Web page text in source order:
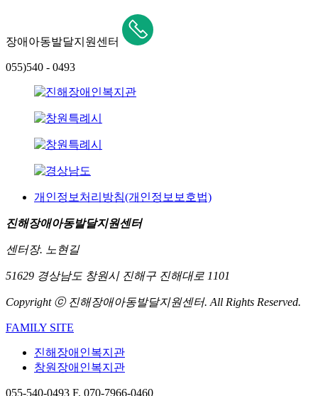
장애아동발달지원센터
055)540 - 0493
개인정보처리방침(개인정보보호법)
진해장애아동발달지원센터
센터장. 노현길
51629 경상남도 창원시 진해구 진해대로 1101
Copyright ⓒ 진해장애아동발달지원센터. All Rights Reserved.
FAMILY SITE
진해장애인복지관
창원장애인복지관
055-540-0493 F. 070-7966-0460